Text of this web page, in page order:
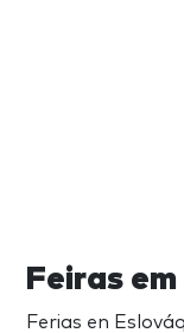
Feiras
Ferias en